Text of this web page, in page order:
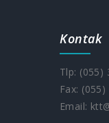
Kontak
Tlp: (055)
Fax:
Email: